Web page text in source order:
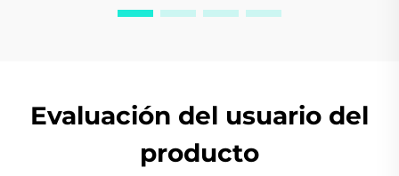
Evaluación del usuario del
producto